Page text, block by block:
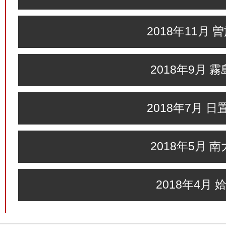
2018年11月
2018年9月 霧
2018年7月 日
2018年5月 南
2018年4月